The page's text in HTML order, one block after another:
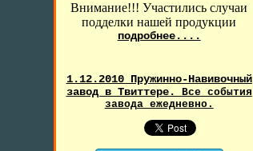
Внимание!!! Участились случаи
подделки нашей продукции
подробнее....
1.12.2010 Пружинно-Навивочный
завод в Твиттере. Все события
завода ежедневно.